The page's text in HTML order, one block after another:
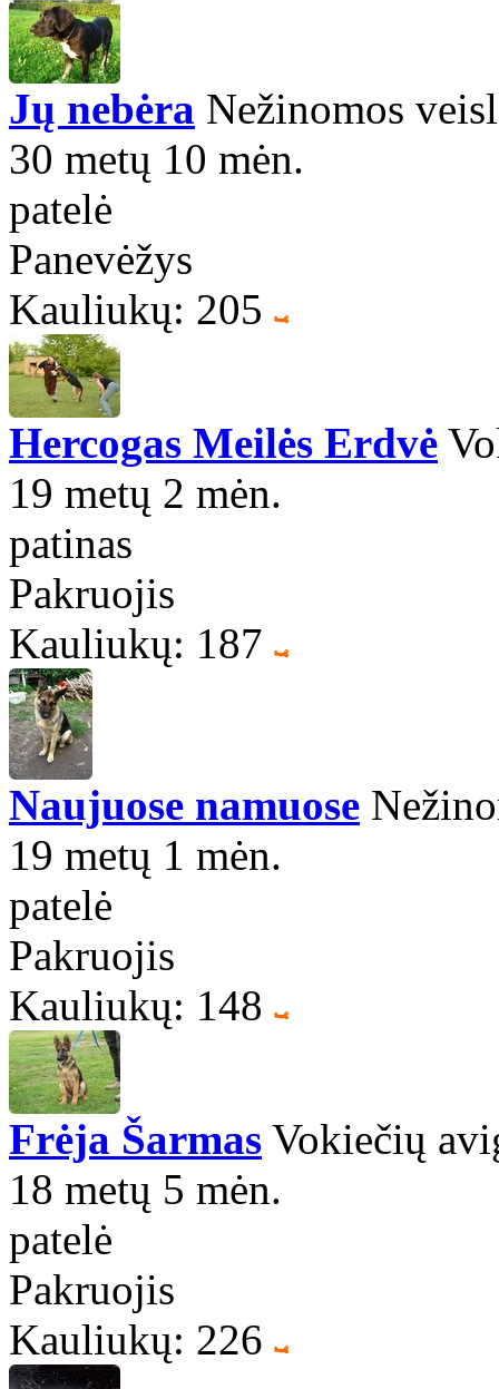
Jų nebėra Nežinomos
30 metų 10 mėn.
patelė
Panevėžys
Kauliukų: 205
Hercogas Meilės Erdvė
19 metų 2 mėn.
patinas
Pakruojis
Kauliukų: 187
Naujuose namuose
19 metų 1 mėn.
patelė
Pakruojis
Kauliukų: 148
Frėja Šarmas Vokiečių
18 metų 5 mėn.
patelė
Pakruojis
Kauliukų: 226